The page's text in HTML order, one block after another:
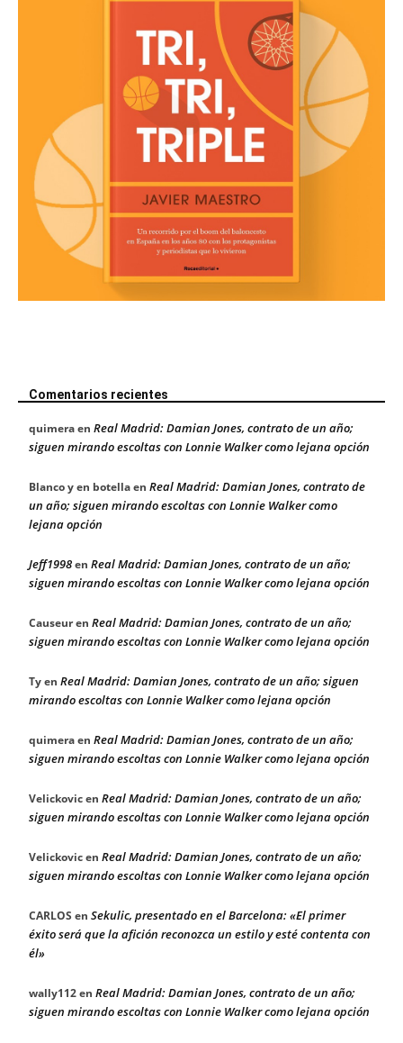
Comentarios recientes
quimeraen Real Madrid: Damian Jones, contrato de un año;
siguen mirando escoltas con Lonnie Walker como lejana opción
Blanco y en botellaen Real Madrid: Damian Jones, contrato de
un año; siguen mirando escoltas con Lonnie Walker como
lejana opción
Jeff1998en Real Madrid: Damian Jones, contrato de un año;
siguen mirando escoltas con Lonnie Walker como lejana opción
Causeuren Real Madrid: Damian Jones, contrato de un año;
siguen mirando escoltas con Lonnie Walker como lejana opción
Tyen Real Madrid: Damian Jones, contrato de un año; siguen
mirando escoltas con Lonnie Walker como lejana opción
quimeraen Real Madrid: Damian Jones, contrato de un año;
siguen mirando escoltas con Lonnie Walker como lejana opción
Velickovicen Real Madrid: Damian Jones, contrato de un año;
siguen mirando escoltas con Lonnie Walker como lejana opción
Velickovicen Real Madrid: Damian Jones, contrato de un año;
siguen mirando escoltas con Lonnie Walker como lejana opción
CARLOS en Sekulic, presentado en el Barcelona: «El primer
éxito será que la afición reconozca un estilo y esté contenta con
él»
wally112en Real Madrid: Damian Jones, contrato de un año;
siguen mirando escoltas con Lonnie Walker como lejana opción